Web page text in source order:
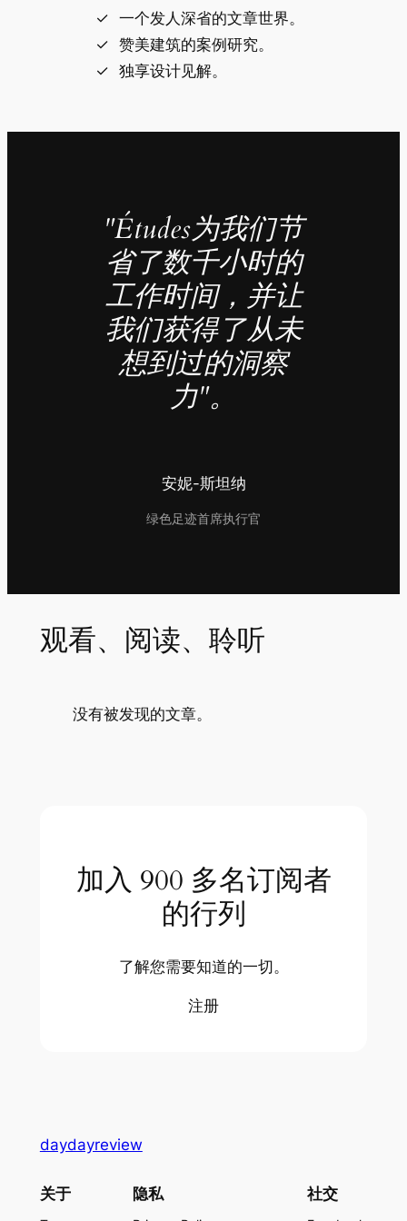
一个发人深省的文章世界。
赞美建筑的案例研究。
独享设计见解。
"Études为我们节
省了数千小时的
工作时间，并让
我们获得了从未
想到过的洞察
力"。
安妮-斯坦纳
绿色足迹首席执行官
观看、阅读、聆听
没有被发现的文章。
加入 900 多名订阅者
的行列
了解您需要知道的一切。
注册
daydayreview
关于 隐私 社交